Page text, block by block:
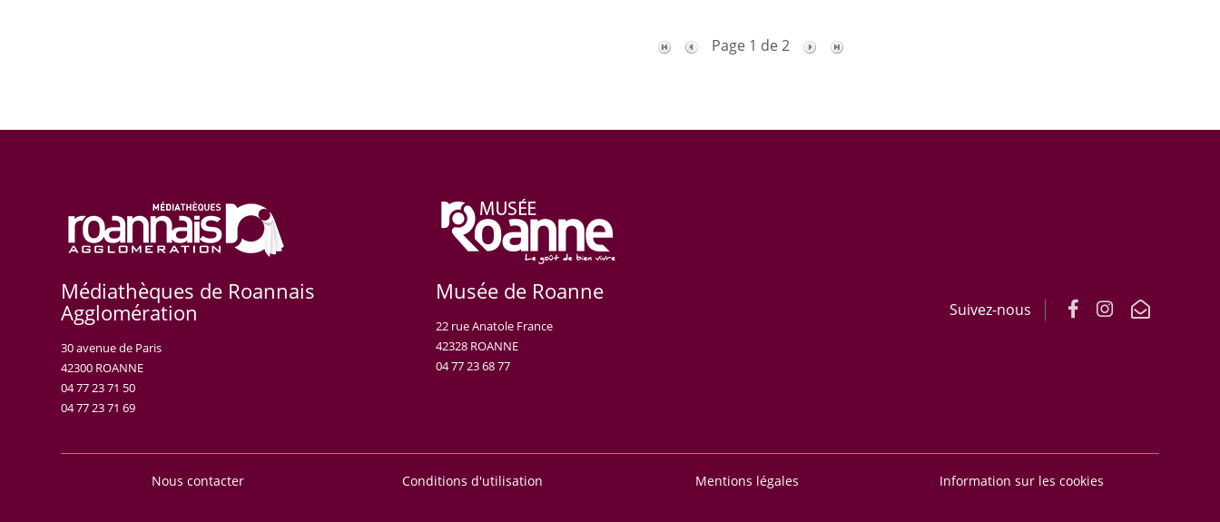
Page 1 de 2
Médiathèques de Roannais
Agglomération
30 avenue de Paris
42300 ROANNE
04 77 23 71 50
04 77 23 71 69
Musée de Roanne
22 rue Anatole France
42328 ROANNE
04 77 23 68 77
Suivez-nous
Nous contacter Conditions d'utilisation Mentions légales Information sur les cookies